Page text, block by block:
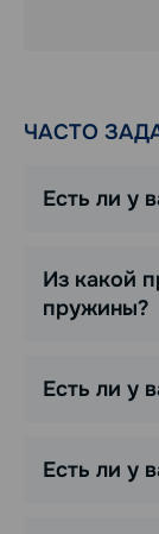
ЧАСТО
Есть ли у
Из какой
пружины?
Есть ли у
Есть ли у